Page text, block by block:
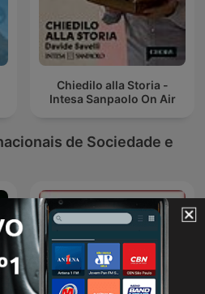
Chiedilo alla Storia -
Intesa Sanpaolo On Air
de Sociedade e